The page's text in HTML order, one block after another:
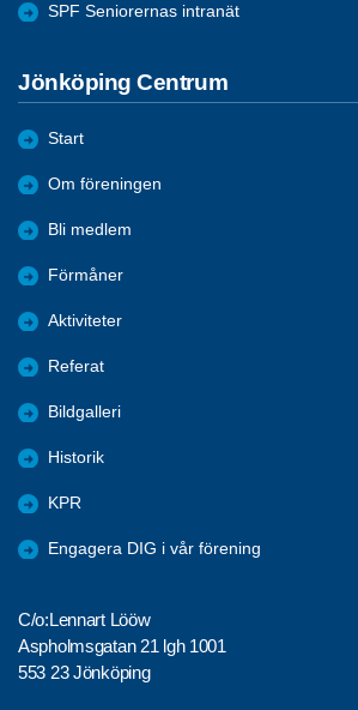
SPF Seniorernas intranät
Jönköping Centrum
Start
Om föreningen
Bli medlem
Förmåner
Aktiviteter
Referat
Bildgalleri
Historik
KPR
Engagera DIG i vår förening
C/o:Lennart Lööw
Aspholmsgatan 21 lgh 1001
553 23 Jönköping